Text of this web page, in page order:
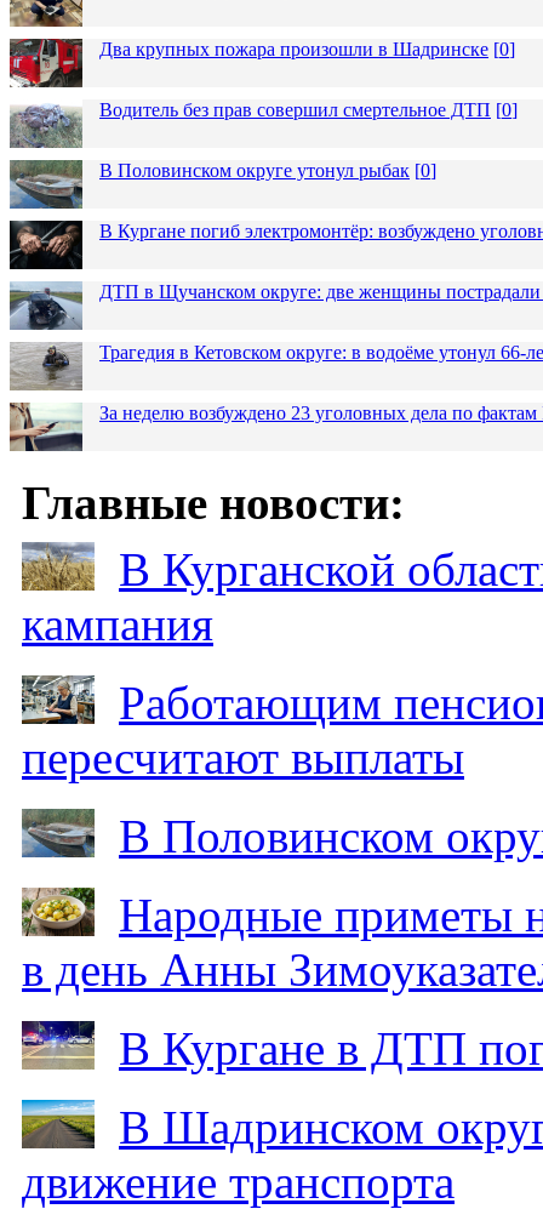
Два крупных пожара произошли в Шадринске [0]
Водитель без прав совершил смертельное ДТП [0]
В Половинском округе утонул рыбак [0]
В Кургане погиб электромонтёр: возбуждено
ДТП в Щучанском округе: две женщины пострадали
Трагедия в Кетовском округе: в водоёме утонул 66-
За неделю возбуждено 23 уголовных дела по
Главные новости:
В Курганской
кампания
Работающим
пересчитают выплаты
В Половинском
Народные приметы
в день Анны
В Кургане в ДТП
В Шадринском
движение транспорта